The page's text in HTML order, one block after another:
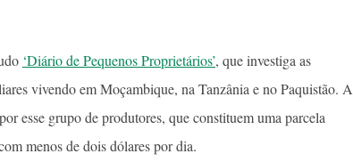
‘Diário de Pequenos Proprietários’, que investiga as
vivendo em Moçambique, na Tanzânia e no Paquistão. A
esse grupo de produtores, que constituem uma parcela
menos de dois dólares por dia.